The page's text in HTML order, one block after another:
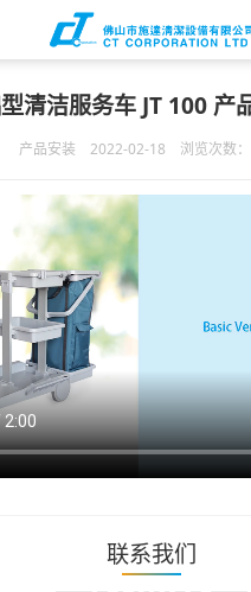
清洁服务车 JT 100 产
产品安装 2022-02-18 浏览次数
联系我们